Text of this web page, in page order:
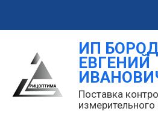
ИП
ЕВГЕНИЙ
Поставка